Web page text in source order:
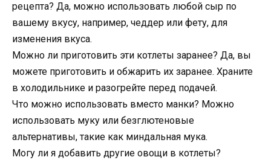
рецепта? Да, можно использовать любой сыр по
вашему вкусу, например, чеддер или фету, для
изменения вкуса.
Можно ли приготовить эти котлеты заранее? Да, вы
можете приготовить и обжарить их заранее. Храните
в холодильнике и разогрейте перед подачей.
Что можно использовать вместо манки? Можно
использовать муку или безглютеновые
альтернативы, такие как миндальная мука.
Могу ли я добавить другие овощи в котлеты?